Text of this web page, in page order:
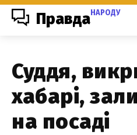
ПравдаНАРОДУ
Суддя,
хабарі,
на посаді